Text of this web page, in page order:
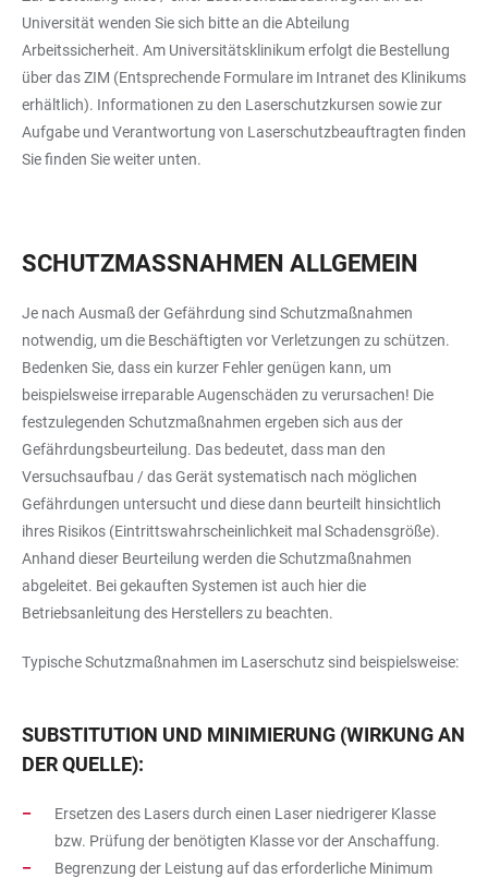
Universität wenden Sie sich bitte an die Abteilung
Arbeitssicherheit. Am Universitätsklinikum erfolgt die Bestellung
über das ZIM (Entsprechende Formulare im Intranet des Klinikums
erhältlich). Informationen zu den Laserschutzkursen sowie zur
Aufgabe und Verantwortung von Laserschutzbeauftragten finden
Sie finden Sie weiter unten.
SCHUTZMASSNAHMEN ALLGEMEIN
Je nach Ausmaß der Gefährdung sind Schutzmaßnahmen
notwendig, um die Beschäftigten vor Verletzungen zu schützen.
Bedenken Sie, dass ein kurzer Fehler genügen kann, um
beispielsweise irreparable Augenschäden zu verursachen! Die
festzulegenden Schutzmaßnahmen ergeben sich aus der
Gefährdungsbeurteilung. Das bedeutet, dass man den
Versuchsaufbau / das Gerät systematisch nach möglichen
Gefährdungen untersucht und diese dann beurteilt hinsichtlich
ihres Risikos (Eintrittswahrscheinlichkeit mal Schadensgröße).
Anhand dieser Beurteilung werden die Schutzmaßnahmen
abgeleitet. Bei gekauften Systemen ist auch hier die
Betriebsanleitung des Herstellers zu beachten.
Typische Schutzmaßnahmen im Laserschutz sind beispielsweise:
SUBSTITUTION UND MINIMIERUNG (WIRKUNG AN
DER QUELLE):
Ersetzen des Lasers durch einen Laser niedrigerer Klasse
bzw. Prüfung der benötigten Klasse vor der Anschaffung.
Begrenzung der Leistung auf das erforderliche Minimum